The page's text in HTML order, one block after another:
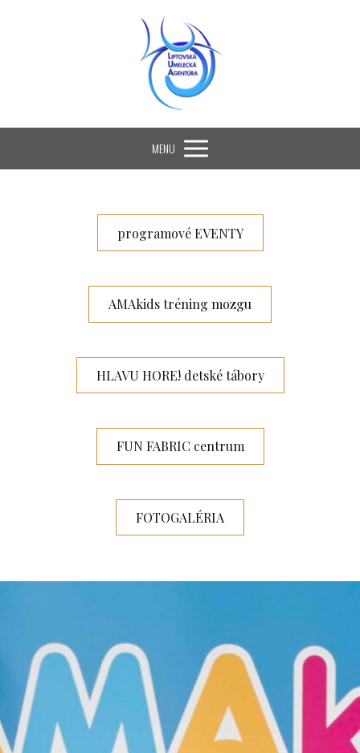
MENU
programové EVENTY
AMAkids tréning mozgu
HLAVU HORE! detské tábory
FUN FABRIC centrum
FOTOGALÉRIA